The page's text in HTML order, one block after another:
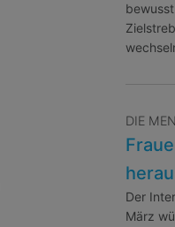
DIE
Der
März